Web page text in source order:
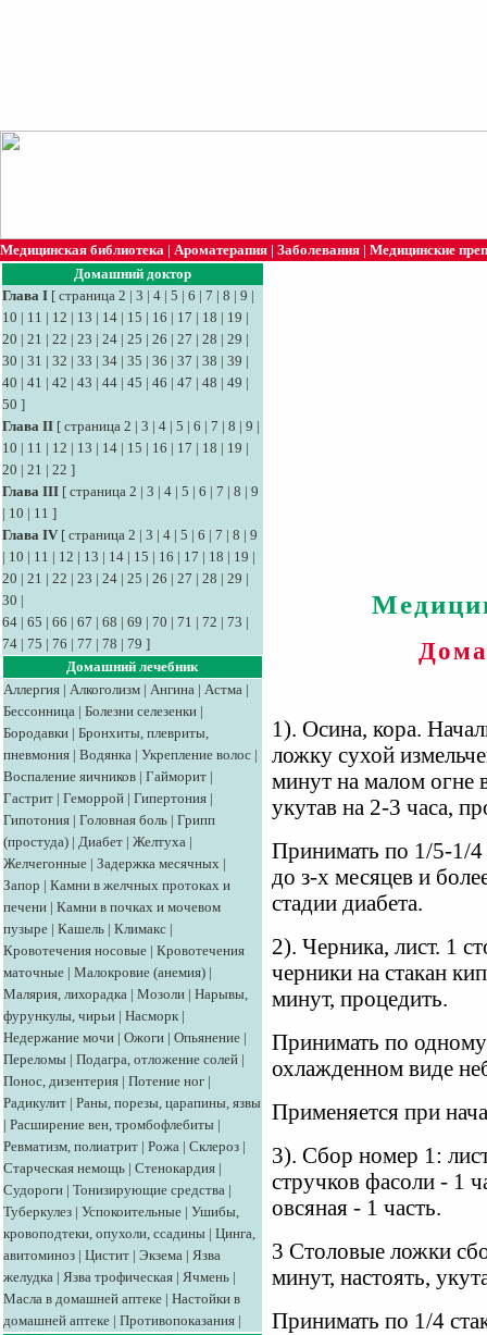
Медицинская библиотека | Ароматерапия | Заболевания | Медицинские
Домашний доктор
Глава I [ страница 2 | 3 | 4 | 5 | 6 | 7 | 8 | 9 |
10 | 11 | 12 | 13 | 14 | 15 | 16 | 17 | 18 | 19 |
20 | 21 | 22 | 23 | 24 | 25 | 26 | 27 | 28 | 29 |
30 | 31 | 32 | 33 | 34 | 35 | 36 | 37 | 38 | 39 |
40 | 41 | 42 | 43 | 44 | 45 | 46 | 47 | 48 | 49 |
50 ]
Глава II [ страница 2 | 3 | 4 | 5 | 6 | 7 | 8 | 9 |
10 | 11 | 12 | 13 | 14 | 15 | 16 | 17 | 18 | 19 |
20 | 21 | 22 ]
Глава III [ страница 2 | 3 | 4 | 5 | 6 | 7 | 8 | 9
| 10 | 11 ]
Глава IV [ страница 2 | 3 | 4 | 5 | 6 | 7 | 8 | 9
| 10 | 11 | 12 | 13 | 14 | 15 | 16 | 17 | 18 | 19 |
20 | 21 | 22 | 23 | 24 | 25 | 26 | 27 | 28 | 29 |
30 |
64 | 65 | 66 | 67 | 68 | 69 | 70 | 71 | 72 | 73 |
74 | 75 | 76 | 77 | 78 | 79 ]
Домашний лечебник
Аллергия | Алкоголизм | Ангина | Астма |
Бессонница | Болезни селезенки |
Бородавки | Бронхиты, плевриты,
пневмония | Водянка | Укрепление волос |
Воспаление яичников | Гайморит |
Гастрит | Геморрой | Гипертония |
Гипотония | Головная боль | Грипп
(простуда) | Диабет | Желтуха |
Желчегонные | Задержка месячных |
Запор | Камни в желчных протоках и
печени | Камни в почках и мочевом
пузыре | Кашель | Климакс |
Кровотечения носовые | Кровотечения
маточные | Малокровие (анемия) |
Малярия, лихорадка | Мозоли | Нарывы,
фурункулы, чирьи | Насморк |
Недержание мочи | Ожоги | Опьянение |
Переломы | Подагра, отложение солей |
Понос, дизентерия | Потение ног |
Радикулит | Раны, порезы, царапины, язвы
| Расширение вен, тромбофлебиты |
Ревматизм, полиатрит | Рожа | Склероз |
Старческая немощь | Стенокардия |
Судороги | Тонизирующие средства |
Туберкулез | Успокоительные | Ушибы,
кровоподтеки, опухоли, ссадины | Цинга,
авитоминоз | Цистит | Экзема | Язва
желудка | Язва трофическая | Ячмень |
Масла в домашней аптеке | Настойки в
домашней аптеке | Противопоказания |
1). Осина, кора.
ложку сухой
минут на малом огне
укутав на 2-3 часа,
Принимать по 1/5-1/4
до з-х месяцев и
стадии диабета.
2). Черника, лист. 1
черники на стакан
минут, процедить.
Принимать по одному
охлажденном виде
Применяется при
3). Сбор номер 1:
стручков фасоли - 1
овсяная - 1 часть.
3 Столовые ложки
минут, настоять,
Принимать по 1/4